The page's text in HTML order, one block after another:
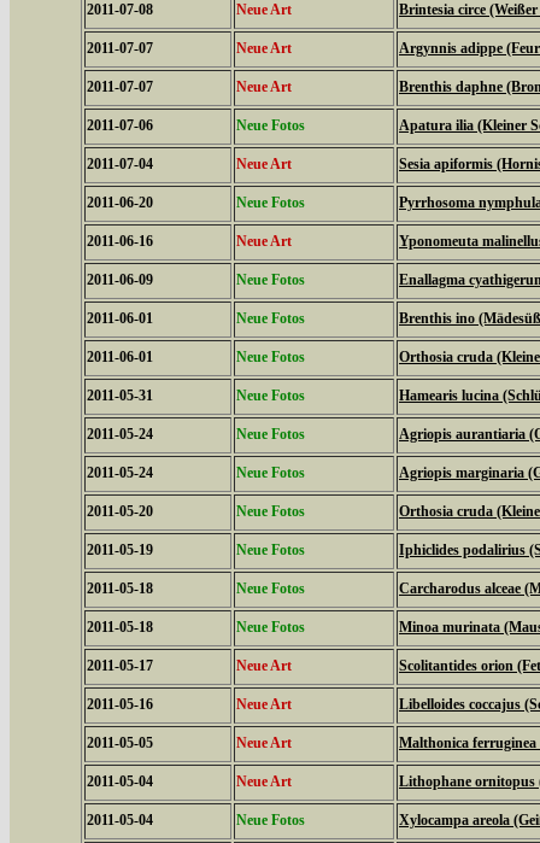
2011-07-08 Neue Art Brintesia circe
2011-07-07 Neue Art Argynnis adippe
2011-07-07 Neue Art Brenthis daphne
2011-07-06 Neue Fotos Apatura ilia (Kleiner
2011-07-04 Neue Art Sesia apiformis
2011-06-20 Neue Fotos Pyrrhosoma
2011-06-16 Neue Art Yponomeuta
2011-06-09 Neue Fotos Enallagma
2011-06-01 Neue Fotos Brenthis ino
2011-06-01 Neue Fotos Orthosia cruda
2011-05-31 Neue Fotos Hamearis lucina
2011-05-24 Neue Fotos Agriopis aurantiaria
2011-05-24 Neue Fotos Agriopis marginaria
2011-05-20 Neue Fotos Orthosia cruda
2011-05-19 Neue Fotos Iphiclides podalirius
2011-05-18 Neue Fotos Carcharodus alceae
2011-05-18 Neue Fotos Minoa murinata
2011-05-17 Neue Art Scolitantides orion
2011-05-16 Neue Art Libelloides coccajus
2011-05-05 Neue Art Malthonica
2011-05-04 Neue Art Lithophane ornitopus
2011-05-04 Neue Fotos Xylocampa areola